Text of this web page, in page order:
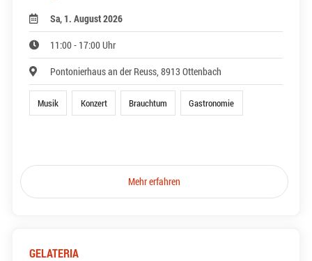
Sa, 1. August 2026
11:00 - 17:00 Uhr
Pontonierhaus an der Reuss, 8913 Ottenbach
Musik Konzert Brauchtum Gastronomie
Mehr erfahren
GELATERIA